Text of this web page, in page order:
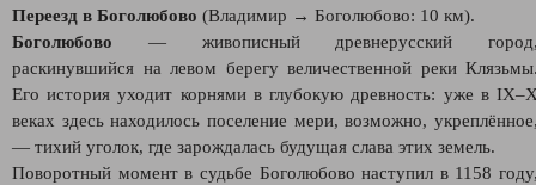
Переезд в Боголюбово (Владимир → Боголюбово: 10 км).
Боголюбово — живописный древнерусский
раскинувшийся на левом берегу величественной реки
Его история уходит корнями в глубокую древность: уже в
веках здесь находилось поселение мери, возможно,
— тихий уголок, где зарождалась будущая слава этих земель.
Поворотный момент в судьбе Боголюбово наступил в 1158